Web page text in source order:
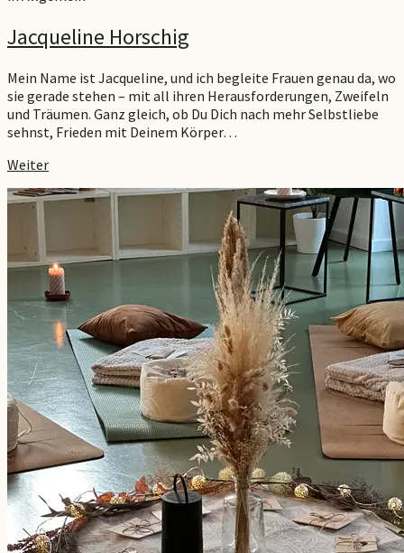
Jacqueline Horschig
Mein Name ist Jacqueline, und ich begleite Frauen genau da, wo
sie gerade stehen – mit all ihren Herausforderungen, Zweifeln
und Träumen. Ganz gleich, ob Du Dich nach mehr Selbstliebe
sehnst, Frieden mit Deinem Körper…
Weiter